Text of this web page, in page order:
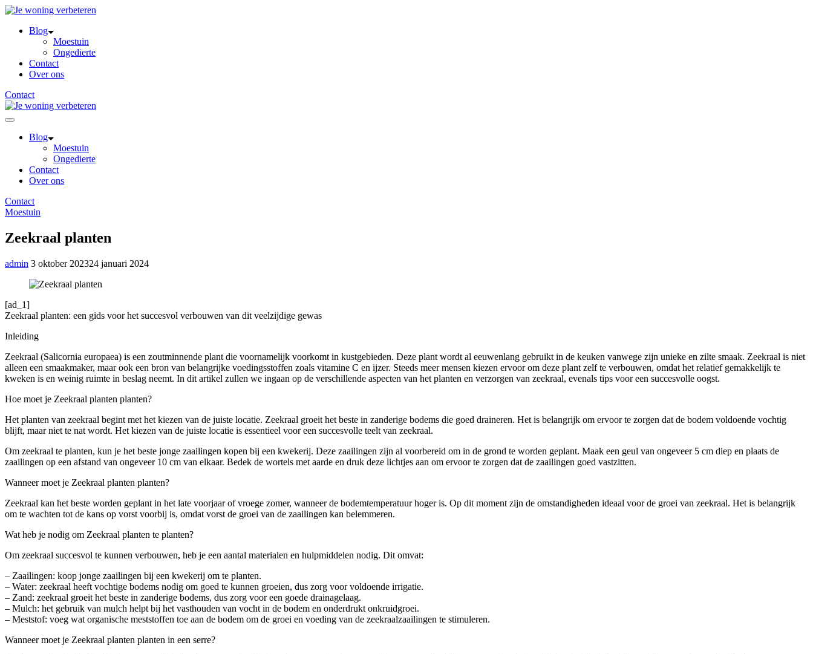
Skip
contentBlog
Moestuin
Ongedierte
Contact
Over ons
Contact
Blog
Moestuin
Ongedierte
Contact
Over ons
Contact
Moestuin
Zeekraal planten
admin 3 oktober 202324 januari 2024
[ad_1]
Zeekraal planten: een gids voor het succesvol verbouwen van dit veelzijdige gewas
Inleiding
Zeekraal (Salicornia europaea) is een zoutminnende plant die voornamelijk voorkomt in kustgebieden. Deze plant wordt al eeuwenlang gebruikt in de keuken vanwege zijn unieke en zilte smaak. Zeekraal is niet
alleen een smaakmaker, maar ook een bron van belangrijke voedingsstoffen zoals vitamine C en ijzer. Steeds meer mensen kiezen ervoor om deze plant zelf te verbouwen, omdat het relatief gemakkelijk te
kweken is en weinig ruimte in beslag neemt. In dit artikel zullen we ingaan op de verschillende aspecten van het planten en verzorgen van zeekraal, evenals tips voor een succesvolle oogst.
Hoe moet je Zeekraal planten planten?
Het planten van zeekraal begint met het kiezen van de juiste locatie. Zeekraal groeit het beste in zanderige bodems die goed draineren. Het is belangrijk om ervoor te zorgen dat de bodem voldoende vochtig
blijft, maar niet te nat wordt. Het kiezen van de juiste locatie is essentieel voor een succesvolle teelt van zeekraal.
Om zeekraal te planten, kun je het beste jonge zaailingen kopen bij een kwekerij. Deze zaailingen zijn al voorbereid om in de grond te worden geplant. Maak een geul van ongeveer 5 cm diep en plaats de
zaailingen op een afstand van ongeveer 10 cm van elkaar. Bedek de wortels met aarde en druk deze lichtjes aan om ervoor te zorgen dat de zaailingen goed vastzitten.
Wanneer moet je Zeekraal planten planten?
Zeekraal kan het beste worden geplant in het late voorjaar of vroege zomer, wanneer de bodemtemperatuur hoger is. Op dit moment zijn de omstandigheden ideaal voor de groei van zeekraal. Het is belangrijk
om te wachten tot de kans op vorst voorbij is, omdat vorst de groei van de zaailingen kan belemmeren.
Wat heb je nodig om Zeekraal planten te planten?
Om zeekraal succesvol te kunnen verbouwen, heb je een aantal materialen en hulpmiddelen nodig. Dit omvat:
– Zaailingen: koop jonge zaailingen bij een kwekerij om te planten.
– Water: zeekraal heeft vochtige bodems nodig om goed te kunnen groeien, dus zorg voor voldoende irrigatie.
– Zand: zeekraal groeit het beste in zanderige bodems, dus zorg voor een goede drainagelaag.
– Mulch: het gebruik van mulch helpt bij het vasthouden van vocht in de bodem en onderdrukt onkruidgroei.
– Meststof: voeg wat organische meststoffen toe aan de bodem om de groei en voeding van de zeekraalzaailingen te stimuleren.
Wanneer moet je Zeekraal planten planten in een serre?